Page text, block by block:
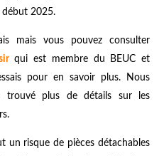
début 2025.
mais vous pouvez consulter
qui est membre du BEUC et
pour en savoir plus. Nous
trouvé plus de détails sur les
un risque de pièces détachables